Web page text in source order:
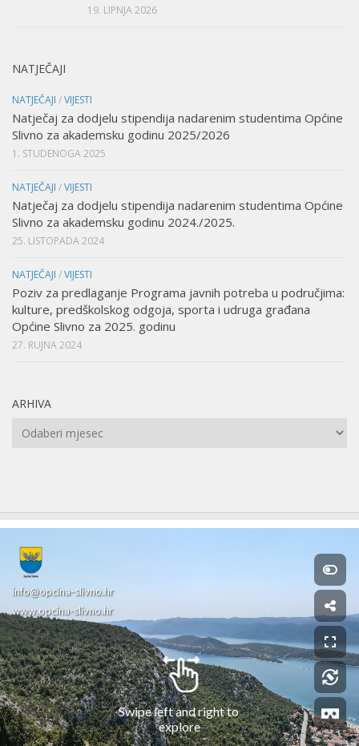
19. LIPNJA 2026
NATJEČAJI
NATJEČAJI /VIJESTI
Natječaj za dodjelu stipendija nadarenim studentima Općine
Slivno za akademsku godinu 2025/2026
1. STUDENOGA 2025
NATJEČAJI /VIJESTI
Natječaj za dodjelu stipendija nadarenim studentima Općine
Slivno za akademsku godinu 2024./2025.
25. LISTOPADA 2024
NATJEČAJI /VIJESTI
Poziv za predlaganje Programa javnih potreba u područjima:
kulture, predškolskog odgoja, sporta i udruga građana
Općine Slivno za 2025. godinu
27. RUJNA 2024
ARHIVA
Arhiva